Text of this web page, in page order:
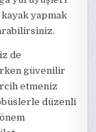
yapmak
de
güvenilir
etmeniz
düzenli